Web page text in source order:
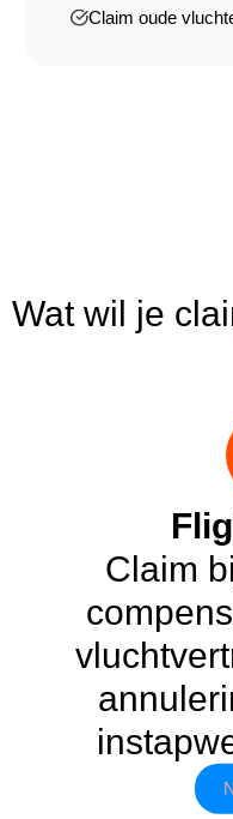
Claim oude
Wat wil je
Claim